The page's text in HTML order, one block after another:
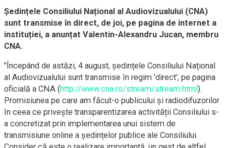
Ședințele Consiliului Național al Audiovizualului (CNA)
sunt transmise în direct, de joi, pe pagina de internet a
instituției, a anunțat Valentin-Alexandru Jucan, membru
CNA.
"Începând de astăzi, 4 august, ședințele Consiliului Național
al Audiovizualului sunt transmise în regim 'direct', pe pagina
oficială a CNA (http://www.cna.ro/stream/stream.html).
Promisiunea pe care am făcut-o publicului și radiodifuzorilor
în ceea ce privește transparentizarea activității Consiliului s-
a concretizat prin implementarea unui sistem de
transmisiune online a ședințelor publice ale Consiliului.